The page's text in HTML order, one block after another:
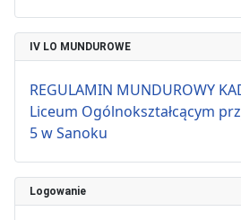
IV LO MUNDUROWE
REGULAMIN MUNDUROWY
Liceum Ogólnokształcącym
5 w Sanoku
Logowanie